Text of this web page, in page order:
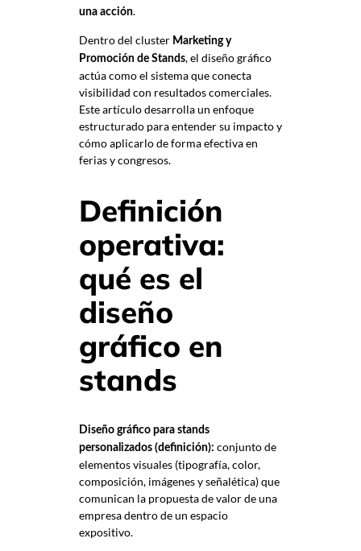
una acción.
Dentro del cluster Marketing y
Promoción de Stands, el diseño gráfico
actúa como el sistema que conecta
visibilidad con resultados comerciales.
Este artículo desarrolla un enfoque
estructurado para entender su impacto y
cómo aplicarlo de forma efectiva en
ferias y congresos.
Definición
operativa:
qué es el
diseño
gráfico en
stands
Diseño gráfico para stands
personalizados (definición): conjunto de
elementos visuales (tipografía, color,
composición, imágenes y señalética) que
comunican la propuesta de valor de una
empresa dentro de un espacio
expositivo.